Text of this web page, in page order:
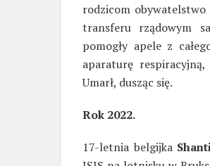
rodzicom obywatelstwo
transferu rządowym
pomogły apele z
aparaturę
Umarł, dusząc się.
Rok 2022.
17-letnia belgijka